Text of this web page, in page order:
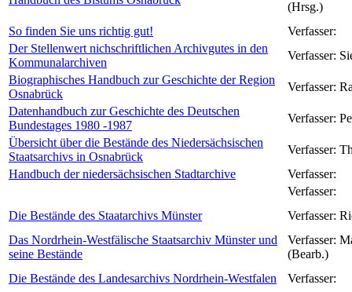
(Hrsg.)
So finden Sie uns richtig gut!
Verfasser:
Der Stellenwert nichschriftlichen Archivgutes in den
Kommunalarchiven
Verfasser:
Biographisches Handbuch zur Geschichte der Region
Osnabrück
Verfasser:
Datenhandbuch zur Geschichte des Deutschen
Bundestages 1980 -1987
Verfasser:
Übersicht über die Bestände des Niedersächsischen
Staatsarchivs in Osnabrück
Verfasser:
Handbuch der niedersächsischen Stadtarchive
Verfasser:
Verfasser:
Die Bestände des Staatarchivs Münster
Verfasser:
Das Nordrhein-Westfälische Staatsarchiv Münster und
seine Bestände
Verfasser:
(Bearb.)
Die Bestände des Landesarchivs Nordrhein-Westfalen
Verfasser: